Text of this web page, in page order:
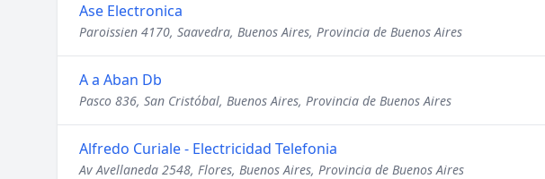
Ase Electronica
Paroissien 4170, Saavedra, Buenos Aires, Provincia de Buenos Aires
A a Aban Db
Pasco 836, San Cristóbal, Buenos Aires, Provincia de Buenos Aires
Alfredo Curiale - Electricidad Telefonia
Av Avellaneda 2548, Flores, Buenos Aires, Provincia de Buenos Aires